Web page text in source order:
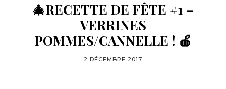
🎄RECETTE DE FÊTE #1 –
VERRINES
POMMES/CANNELLE ! 🍎
2 DÉCEMBRE 2017